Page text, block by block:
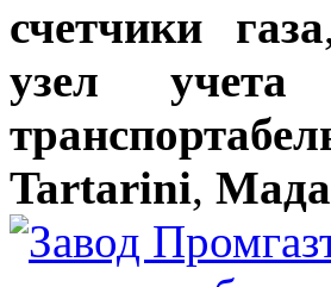
счетчики газа
узел учета
Tartarini,